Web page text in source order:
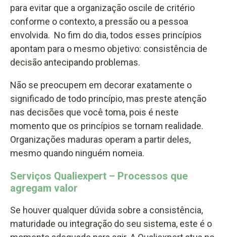
para evitar que a organização oscile de critério
conforme o contexto, a pressão ou a pessoa
envolvida. No fim do dia, todos esses princípios
apontam para o mesmo objetivo: consistência de
decisão antecipando problemas.
Não se preocupem em decorar exatamente o
significado de todo princípio, mas preste atenção
nas decisões que você toma, pois é neste
momento que os princípios se tornam realidade.
Organizações maduras operam a partir deles,
mesmo quando ninguém nomeia.
Serviços Qualiexpert – Processos que
agregam valor
Se houver qualquer dúvida sobre a consistência,
maturidade ou integração do seu sistema, este é o